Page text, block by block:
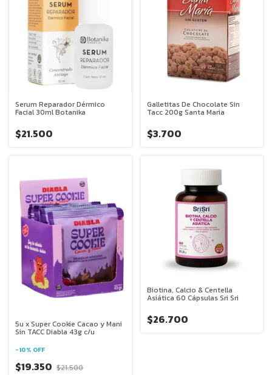
Serum Reparador Dérmico
Facial 30ml Botanika
$21.500
Galletitas De Chocolate Sin
Tacc 200g Santa Maria
$3.700
5u x Super Cookie Cacao y Mani
Sin TACC Diabla 43g c/u
-10% OFF
$19.350 $21.500
Biotina, Calcio & Centella
Asiática 60 Cápsulas Sri Sri
$26.700